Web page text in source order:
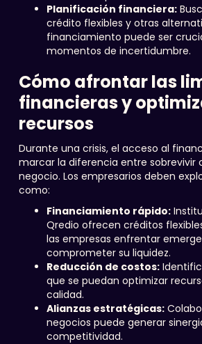
Planificación financiera:
crédito flexibles y otras
financiamiento puede ser
momentos de incertidumbre.
Cómo afrontar las
financieras y
recursos
Durante una crisis, el acceso al
marcar la diferencia entre sobrevivir
negocio. Los empresarios deben
como:
Financiamiento rápido:
Qredio ofrecen créditos
las empresas enfrentar
comprometer su liquidez.
Reducción de costos:
que se puedan optimizar
calidad.
Alianzas estratégicas:
negocios puede generar
competitividad.